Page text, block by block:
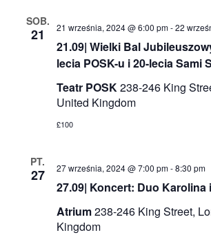
SOB.
21
21.09| Wielki Bal
lecia POSK-u i 20-lecia Sami
21 września, 2024 @ 6:00 pm-22
Teatr POSK238-246 King
United Kingdom
£100
PT.
27
27.09| Koncert: Duo Karolina
27 września, 2024 @ 7:00 pm-8:30 pm
Atrium238-246 King Street,
Kingdom